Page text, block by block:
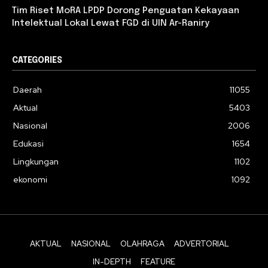
Tim Riset MoRA LPDP Dorong Penguatan Kekayaan
Intelektual Lokal Lewat FGD di UIN Ar-Raniry
CATEGORIES
Daerah
11055
Aktual
5403
Nasional
2006
Edukasi
1654
Lingkungan
1102
ekonomi
1092
AKTUAL NASIONAL OLAHRAGA
ADVERTORIAL
IN-DEPTH
FEATURE